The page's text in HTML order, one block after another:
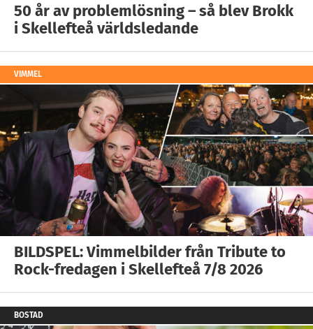
50 år av problemlösning – så blev Brokk
i Skellefteå världsledande
VIMMEL
BILDSPEL: Vimmelbilder från Tribute to
Rock-fredagen i Skellefteå 7/8 2026
BOSTAD